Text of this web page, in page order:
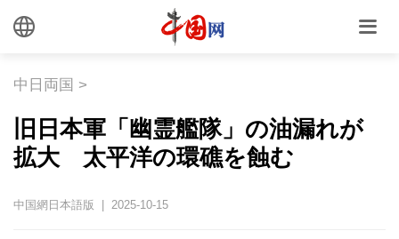
中日両国 >
旧日本軍「幽霊艦隊」の油漏れが
拡大 太平洋の環礁を蝕む
中国網日本語版 | 2025-10-15